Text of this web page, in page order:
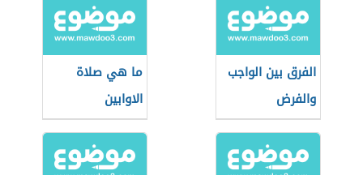
الفرق بين الواجب
والفرض
ما هي صلاة
الاوابين